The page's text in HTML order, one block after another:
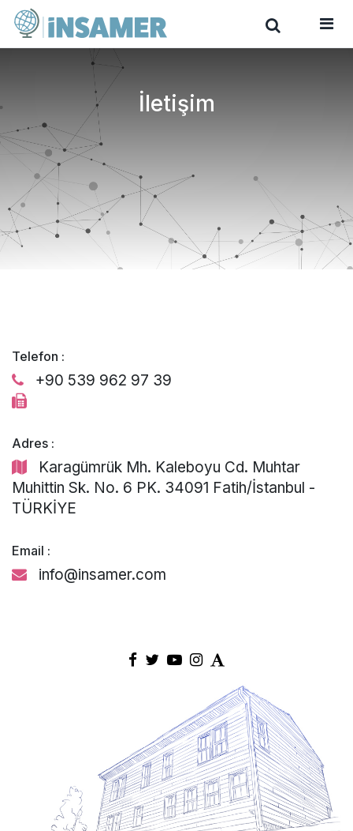
İletişim
Telefon :
+90 539 962 97 39
Adres :
Karagümrük Mh. Kaleboyu Cd. Muhtar
Muhittin Sk. No. 6 PK. 34091 Fatih/İstanbul -
TÜRKİYE
Email :
info@insamer.com